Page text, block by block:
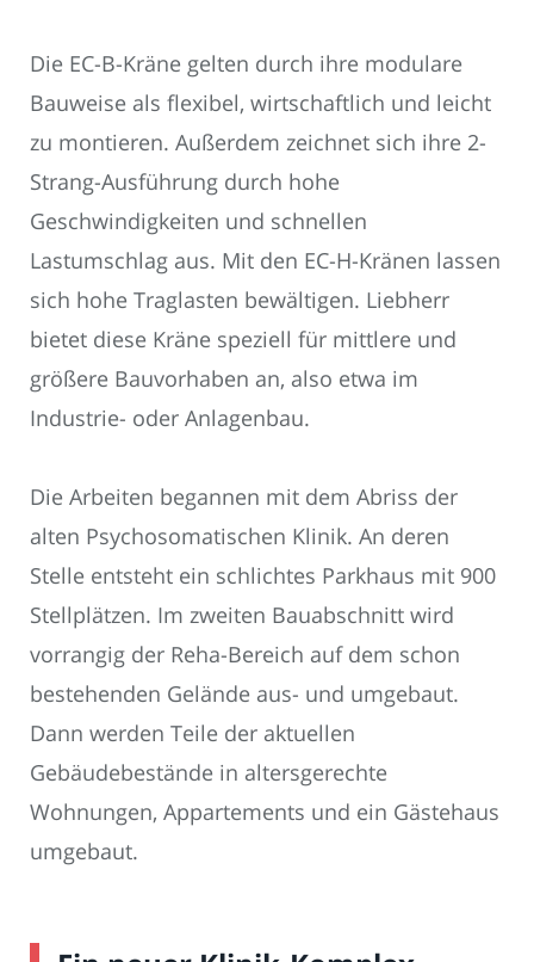
Die EC-B-Kräne gelten durch ihre modulare
Bauweise als flexibel, wirtschaftlich und leicht
zu montieren. Außerdem zeichnet sich ihre 2-
Strang-Ausführung durch hohe
Geschwindigkeiten und schnellen
Lastumschlag aus. Mit den EC-H-Kränen lassen
sich hohe Traglasten bewältigen. Liebherr
bietet diese Kräne speziell für mittlere und
größere Bauvorhaben an, also etwa im
Industrie- oder Anlagenbau.
Die Arbeiten begannen mit dem Abriss der
alten Psychosomatischen Klinik. An deren
Stelle entsteht ein schlichtes Parkhaus mit 900
Stellplätzen. Im zweiten Bauabschnitt wird
vorrangig der Reha-Bereich auf dem schon
bestehenden Gelände aus- und umgebaut.
Dann werden Teile der aktuellen
Gebäudebestände in altersgerechte
Wohnungen, Appartements und ein Gästehaus
umgebaut.